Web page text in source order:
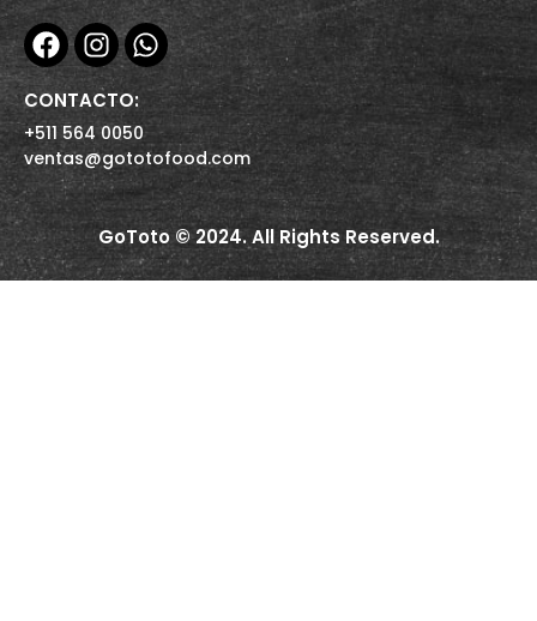
CONTACTO:
+511 564 0050
ventas@gototofood.com
GoToto © 2024. All Rights Reserved.